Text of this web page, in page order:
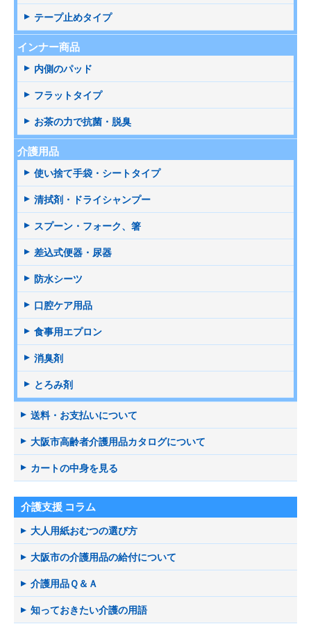
テープ止めタイプ
インナー商品
内側のパッド
フラットタイプ
お茶の力で抗菌・脱臭
介護用品
使い捨て手袋・シートタイプ
清拭剤・ドライシャンプー
スプーン・フォーク、箸
差込式便器・尿器
防水シーツ
口腔ケア用品
食事用エプロン
消臭剤
とろみ剤
送料・お支払いについて
大阪市高齢者介護用品カタログについて
カートの中身を見る
介護支援 コラム
大人用紙おむつの選び方
大阪市の介護用品の給付について
介護用品Ｑ＆Ａ
知っておきたい介護の用語